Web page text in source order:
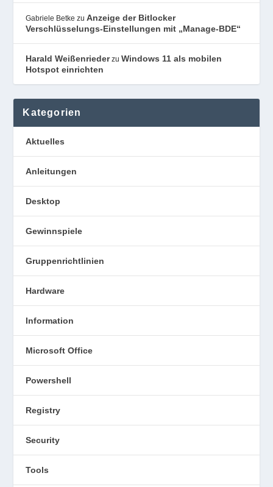
Gabriele Betke zuAnzeige der Bitlocker
Verschlüsselungs-Einstellungen mit „Manage-BDE“
Harald WeißenriederzuWindows 11 als mobilen
Hotspot einrichten
Kategorien
Aktuelles
Anleitungen
Desktop
Gewinnspiele
Gruppenrichtlinien
Hardware
Information
Microsoft Office
Powershell
Registry
Security
Tools